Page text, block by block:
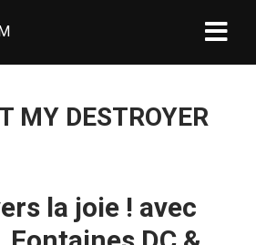
MY DESTROYER
la joie ! avec